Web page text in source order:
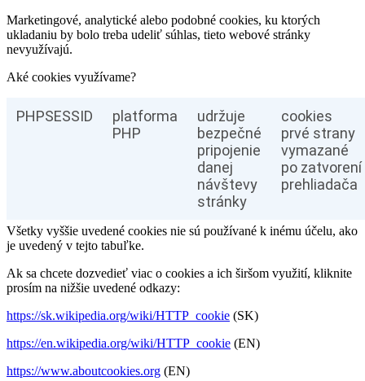
Marketingové, analytické alebo podobné cookies, ku ktorých
ukladaniu by bolo treba udeliť súhlas, tieto webové stránky
nevyužívajú.
Aké cookies využívame?
PHPSESSID
platforma
PHP
udržuje
bezpečné
pripojenie
danej
návštevy
stránky
cookies
prvé strany
vymazané
po zatvorení
prehliadača
Všetky vyššie uvedené cookies nie sú používané k inému účelu, ako
je uvedený v tejto tabuľke.
Ak sa chcete dozvedieť viac o cookies a ich širšom využití, kliknite
prosím na nižšie uvedené odkazy:
https://sk.wikipedia.org/wiki/HTTP_cookie (SK)
https://en.wikipedia.org/wiki/HTTP_cookie (EN)
https://www.aboutcookies.org (EN)